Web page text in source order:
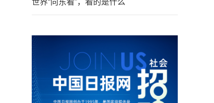
世界“向东看”，看的是什么